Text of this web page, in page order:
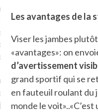
toujours aimé marcher.
conquis mais en
Je ne suis pas une
je le garde pour ce
je sens, j’entends, je
goûte et ceux que je
Les avantages de la
Viser les jambes
«avantages»: on
d’avertissement
grand sportif qui se
en fauteuil roulant du
monde le